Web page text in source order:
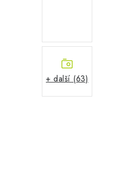
+ další (63)